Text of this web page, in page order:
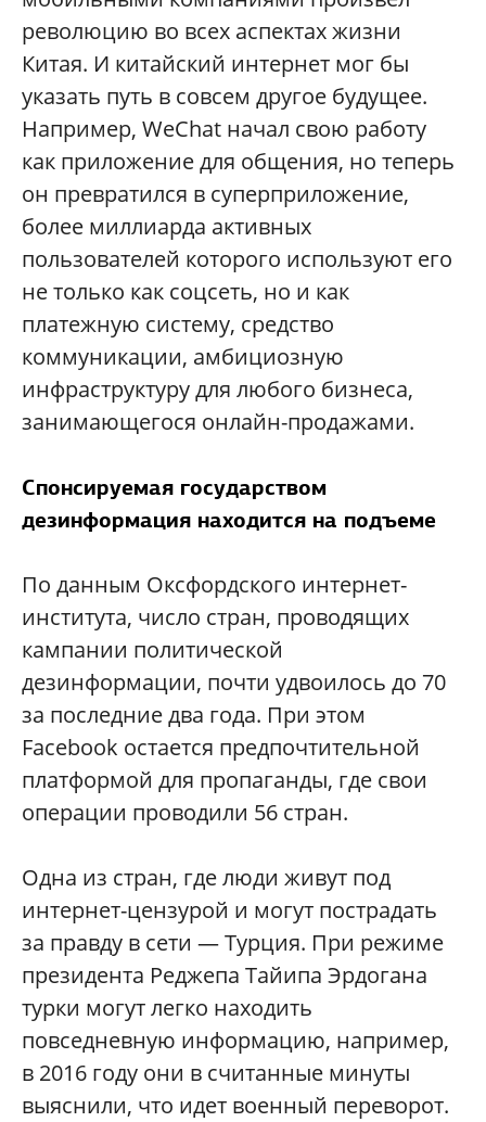
революцию во всех аспектах жизни
Китая. И китайский интернет мог бы
указать путь в совсем другое будущее.
Например, WeChat начал свою работу
как приложение для общения, но теперь
он превратился в суперприложение,
более миллиарда активных
пользователей которого используют его
не только как соцсеть, но и как
платежную систему, средство
коммуникации, амбициозную
инфраструктуру для любого бизнеса,
занимающегося онлайн-продажами.
Спонсируемая государством
дезинформация находится на подъеме
По данным Оксфордского интернет-
института, число стран, проводящих
кампании политической
дезинформации, почти удвоилось до 70
за последние два года. При этом
Facebook остается предпочтительной
платформой для пропаганды, где свои
операции проводили 56 стран.
Одна из стран, где люди живут под
интернет-цензурой и могут пострадать
за правду в сети — Турция. При режиме
президента Реджепа Тайипа Эрдогана
турки могут легко находить
повседневную информацию, например,
в 2016 году они в считанные минуты
выяснили, что идет военный переворот.